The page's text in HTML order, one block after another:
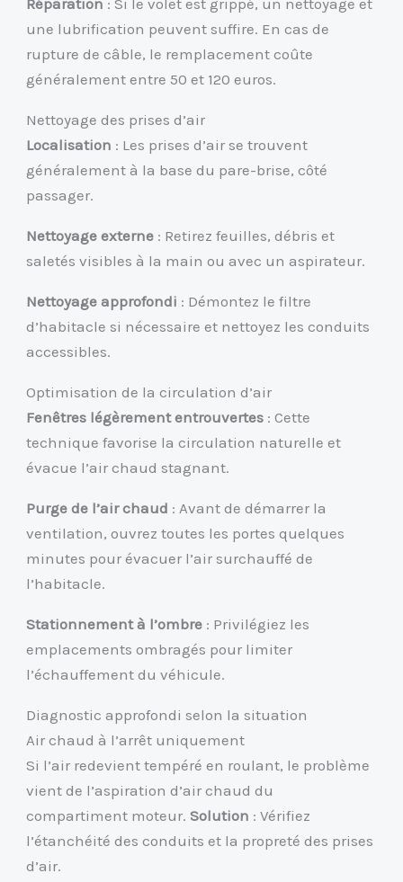
Réparation : Si le volet est grippé, un nettoyage et
une lubrification peuvent suffire. En cas de
rupture de câble, le remplacement coûte
généralement entre 50 et 120 euros.
Nettoyage des prises d’air
Localisation : Les prises d’air se trouvent
généralement à la base du pare-brise, côté
passager.
Nettoyage externe : Retirez feuilles, débris et
saletés visibles à la main ou avec un aspirateur.
Nettoyage approfondi : Démontez le filtre
d’habitacle si nécessaire et nettoyez les conduits
accessibles.
Optimisation de la circulation d’air
Fenêtres légèrement entrouvertes : Cette
technique favorise la circulation naturelle et
évacue l’air chaud stagnant.
Purge de l’air chaud : Avant de démarrer la
ventilation, ouvrez toutes les portes quelques
minutes pour évacuer l’air surchauffé de
l’habitacle.
Stationnement à l’ombre : Privilégiez les
emplacements ombragés pour limiter
l’échauffement du véhicule.
Diagnostic approfondi selon la situation
Air chaud à l’arrêt uniquement
Si l’air redevient tempéré en roulant, le problème
vient de l’aspiration d’air chaud du
compartiment moteur.Solution : Vérifiez
l’étanchéité des conduits et la propreté des prises
d’air.